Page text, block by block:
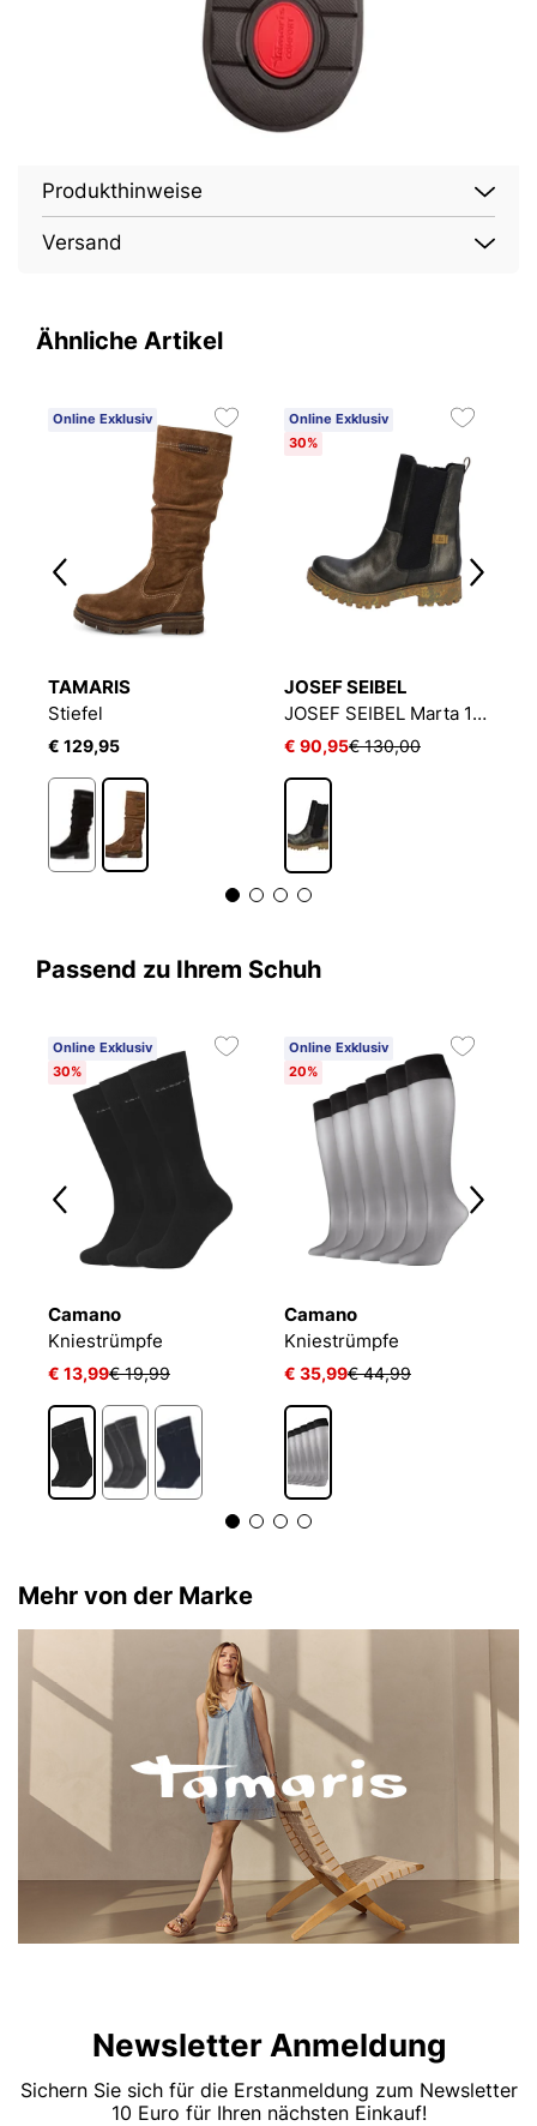
Produkthinweise
Versand
Ähnliche Artikel
Online Exklusiv
TAMARIS
Stiefel
€ 129,95
Online Exklusiv
30%
JOSEF SEIBEL
JOSEF SEIBEL Marta 12 | Stiefel für Damen | Grau
€ 90,95€ 130,00
Passend zu Ihrem Schuh
Online Exklusiv
30%
Camano
Kniestrümpfe
€ 13,99€ 19,99
Online Exklusiv
20%
Camano
Kniestrümpfe
€ 35,99€ 44,99
Mehr von der Marke
Newsletter Anmeldung
Sichern Sie sich für die Erstanmeldung zum Newsletter
10 Euro für Ihren nächsten Einkauf!